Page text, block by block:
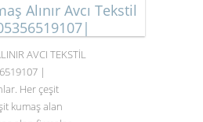
Alınır Avcı Tekstil
AVCI TEKSTİL
|
Her çeşit
kumaş alan